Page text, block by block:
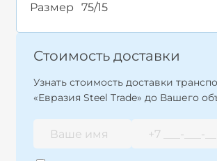
Размер
75/15
Стоимость доставки
Узнать стоимость доставки
«Евразия Steel Trade» до Вашего